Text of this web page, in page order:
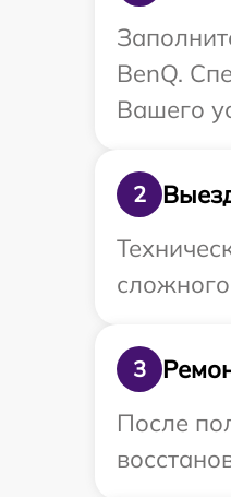
BenQ.
Вашего
2
3
После